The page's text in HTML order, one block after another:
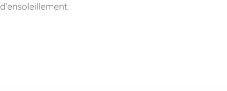
d’ensoleillement.